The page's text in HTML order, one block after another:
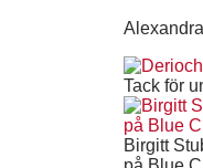
Alexandra
Tack för
Birgitt